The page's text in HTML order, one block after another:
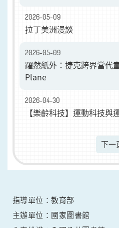
2026-05-09
拉丁美洲漫談
2026-05-09
躍然紙外：捷克跨界當代
Plane
2026-04-30
【樂齡科技】運動科技與
下一
指導單位：教育部
主辦單位：國家圖書館